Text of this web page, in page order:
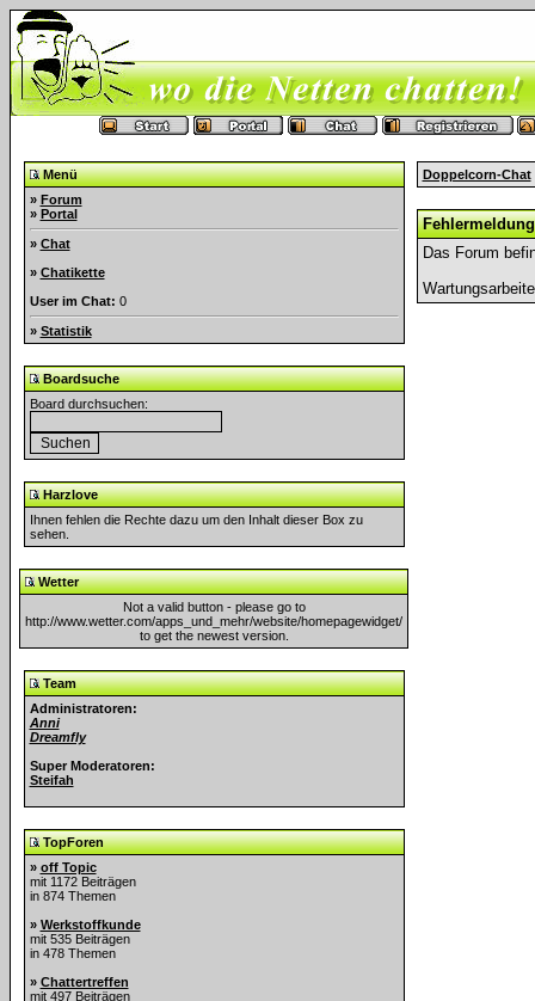
Menü
» Forum
» Portal
» Chat
» Chatikette
User im Chat: 0
» Statistik
Boardsuche
Board durchsuchen:
Harzlove
Ihnen fehlen die Rechte dazu um den Inhalt dieser Box zu
sehen.
Wetter
Not a valid button - please go to
http://www.wetter.com/apps_und_mehr/website/homepagewidget/
to get the newest version.
Team
Administratoren:
Anni
Dreamfly
Super Moderatoren:
Steifah
TopForen
» off Topic
mit 1172 Beiträgen
in 874 Themen
» Werkstoffkunde
mit 535 Beiträgen
in 478 Themen
» Chattertreffen
mit 497 Beiträgen
Doppelcorn-Chat
Fehlermeldung
Das Forum